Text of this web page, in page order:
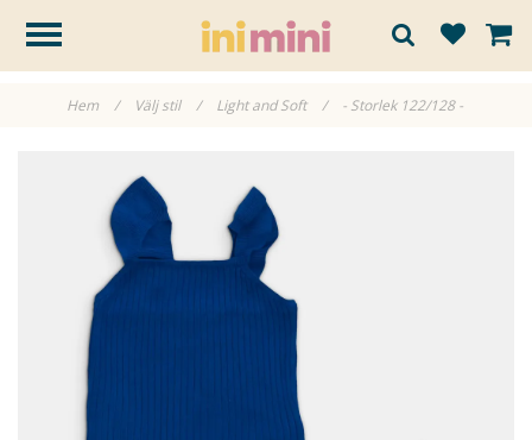
Hem / Välj stil / Light and Soft / - Storlek 122/128 -